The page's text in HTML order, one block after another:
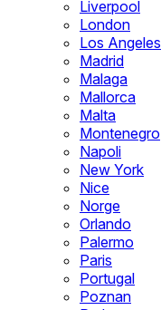
Liverpool
London
Los Angeles
Madrid
Malaga
Mallorca
Malta
Montenegro
Napoli
New York
Nice
Norge
Orlando
Palermo
Paris
Portugal
Poznan